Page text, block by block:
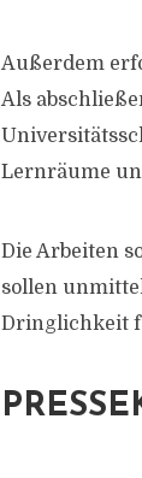
Außerdem
Als
Lernräume
Die Arbeiten
sollen
Dringlichkeit